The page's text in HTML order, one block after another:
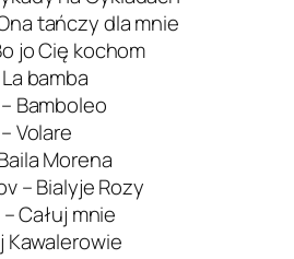
tańczy dla mnie
jo Cię kochom
bamba
Bamboleo
Volare
Morena
– Bialyje Rozy
Całuj mnie
Kawalerowie